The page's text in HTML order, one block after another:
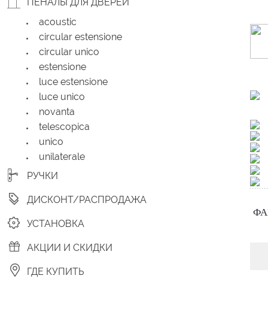
acoustic
circular estensione
circular unico
estensione
luce estensione
luce unico
novanta
telescopica
unico
unilaterale
РУЧКИ
ДИСКОНТ/РАСПРОДАЖА
УСТАНОВКА
АКЦИИ И СКИДКИ
ГДЕ КУПИТЬ